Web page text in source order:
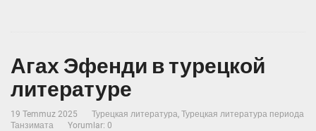
Агах Эфенди в турецкой
литературе
19 Temmuz 2025 Турецкая литература, Турецкая литература периода
Танзимата
Yorumlar: 0